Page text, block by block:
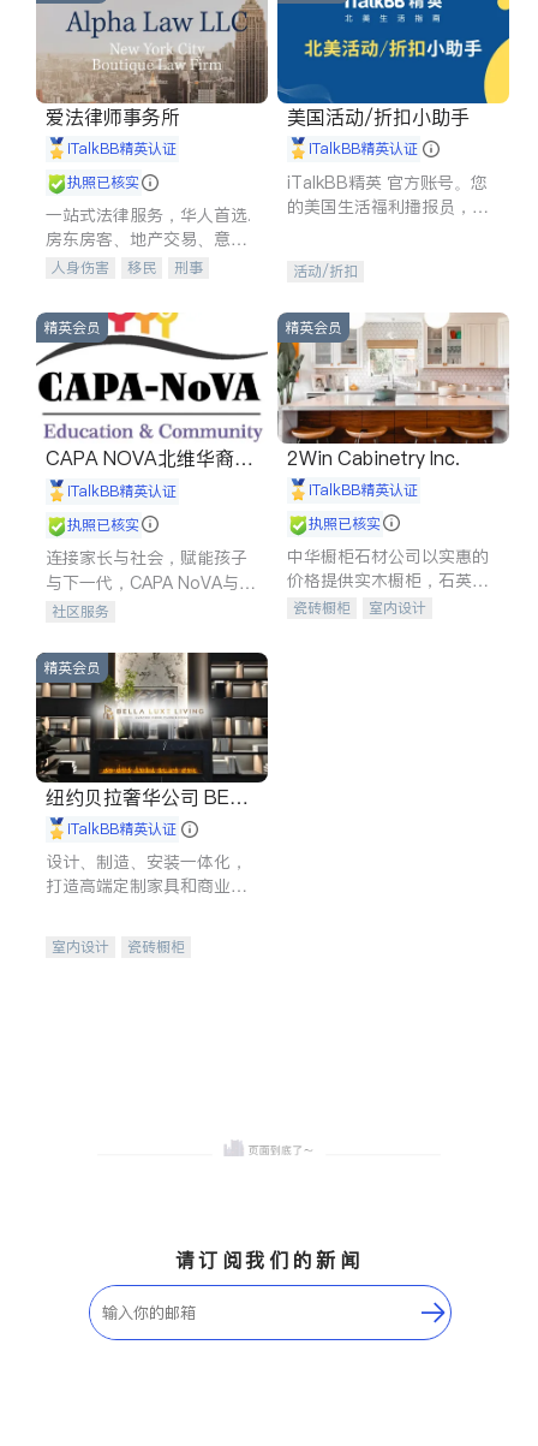
爱法律师事务所
iTalkBB精英认证
执照已核实
一站式法律服务，华人首选.
房东房客、地产交易、意外
伤害、车祸重伤、商业诉
建筑合同、刑事案件全包办
人身伤害 移民
刑事
信托/遗嘱
商业
索赔
律师-其它 保释
美国活动/折扣小助手
iTalkBB精英认证
iTalkBB精英 官方账号。您
的美国生活福利播报员，精
专属福利。
活动/折扣
精英会员
CAPA NOVA北维华裔家
长会iTalkBB精英认证
执照已核实
连接家长与社会，赋能孩子
与下一代，CAPA NoVA与您
携手建设包容、公平、充满
社区服务
精英会员
2Win Cabinetry Inc.
iTalkBB精英认证
执照已核实
中华橱柜石材公司以实惠的
价格提供实木橱柜，石英石
台面，多种优质不锈钢水
瓷砖橱柜
室内设计
精英会员
纽约贝拉奢华公司 BELL
A LUXE
iTalkBB精英认证
设计、制造、安装一体化，
打造高端定制家具和商业空
室内设计
瓷砖橱柜
请订阅我们的新闻